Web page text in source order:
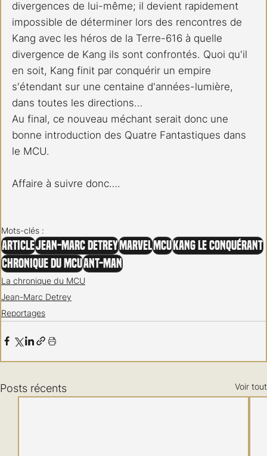
divergences de lui-même; il devient rapidement
impossible de déterminer lors des rencontres de
Kang avec les héros de la Terre-616 à quelle
divergence de Kang ils sont confrontés. Quoi qu'il
en soit, Kang finit par conquérir un empire
s'étendant sur une centaine d'années-lumière,
dans toutes les directions…
Au final, ce nouveau méchant serait donc une
bonne introduction des Quatre Fantastiques dans
le MCU.
Affaire à suivre donc….
Mots-clés :
ArticleJean-Marc DetreyMarvelMCU Kang le conquérant
Chronique du MCUAnt-Man
La chronique du MCU
Jean-Marc Detrey
Reportages
Posts récents Voir tout